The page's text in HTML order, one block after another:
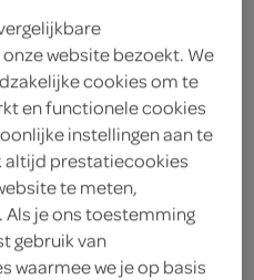
website bezoekt. We
cookies om te
en functionele cookies
instellingen aan te
altijd prestatiecookies
te meten,
Als je ons toestemming
gebruik van
waarmee we je op basis